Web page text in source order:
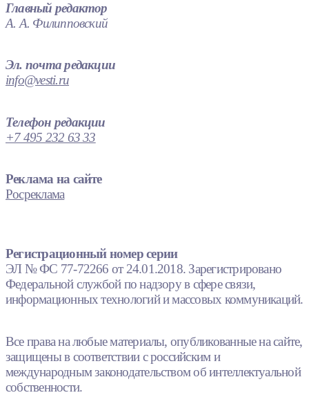
Главный редактор
А. А. Филипповский
Эл. почта редакции
info@vesti.ru
Телефон редакции
+7 495 232 63 33
Реклама на сайте
Росреклама
Регистрационный номер серии
ЭЛ № ФС 77-72266 от 24.01.2018. Зарегистрировано
Федеральной службой по надзору в сфере связи,
информационных технологий и массовых коммуникаций.
Все права на любые материалы, опубликованные на сайте,
защищены в соответствии с российским и
международным законодательством об интеллектуальной
собственности.